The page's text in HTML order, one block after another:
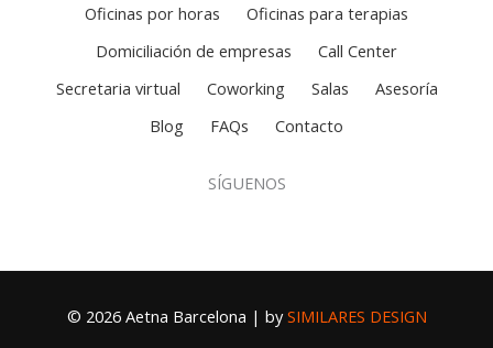
Oficinas por horas
Oficinas para terapias
Domiciliación de empresas
Call Center
Secretaria virtual
Coworking Salas
Asesoría
Blog
FAQs Contacto
SÍGUENOS
© 2026 Aetna Barcelona | bySIMILARES DESIGN